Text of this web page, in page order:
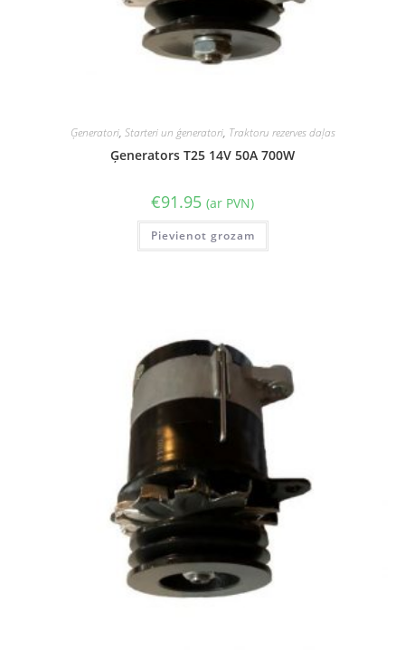
Ģeneratori, Starteri un ģeneratori, Traktoru rezerves daļas
Ģenerators T25 14V 50A 700W
€91.95 (ar PVN)
Pievienot grozam